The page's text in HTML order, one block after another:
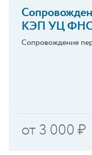
КЭП УЦ
Сопровождение
от3 000₽